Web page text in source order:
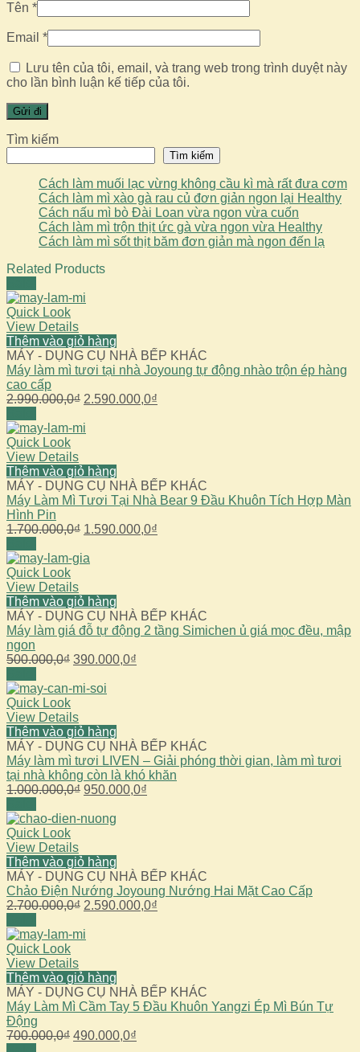
Tên *
Email *
Lưu tên của tôi, email, và trang web trong trình duyệt này
cho lần bình luận kế tiếp của tôi.
Tìm kiếm
Tìm kiếm
Cách làm muối lạc vừng không cầu kì mà rất đưa cơm
Cách làm mì xào gà rau củ đơn giản ngon lại Healthy
Cách nấu mì bò Đài Loan vừa ngon vừa cuốn
Cách làm mì trộn thịt ức gà vừa ngon vừa Healthy
Cách làm mì sốt thịt băm đơn giản mà ngon đến lạ
Related Products
Quick Look
View Details
Thêm vào giỏ hàng
MÁY - DỤNG CỤ NHÀ BẾP KHÁC
Máy làm mì tươi tại nhà Joyoung tự động nhào trộn ép hàng
cao cấp
2.990.000,0₫ Giá
là:
2.590.000,0₫
Quick Look
View Details
Thêm vào giỏ hàng
MÁY - DỤNG CỤ NHÀ BẾP KHÁC
Máy Làm Mì Tươi Tại Nhà Bear 9 Đầu Khuôn Tích Hợp Màn
Hình Pin
1.700.000,0₫ Giá
là:
1.590.000,0₫
Quick Look
View Details
Thêm vào giỏ hàng
MÁY - DỤNG CỤ NHÀ BẾP KHÁC
Máy làm giá đỗ tự động 2 tầng Simichen ủ giá mọc đều, mập
ngon
500.000,0₫ Giá
là:
390.000,0₫
Quick Look
View Details
Thêm vào giỏ hàng
MÁY - DỤNG CỤ NHÀ BẾP KHÁC
Máy làm mì tươi LIVEN – Giải phóng thời gian, làm mì tươi
tại nhà không còn là khó khăn
1.000.000,0₫ Giá
là:
950.000,0₫
Quick Look
View Details
Thêm vào giỏ hàng
MÁY - DỤNG CỤ NHÀ BẾP KHÁC
Chảo Điện Nướng Joyoung Nướng Hai Mặt Cao Cấp
2.700.000,0₫ Giá
là:
2.590.000,0₫
Quick Look
View Details
Thêm vào giỏ hàng
MÁY - DỤNG CỤ NHÀ BẾP KHÁC
Máy Làm Mì Cầm Tay 5 Đầu Khuôn Yangzi Ép Mì Bún Tự
Động
700.000,0₫ Giá
490.000,0₫